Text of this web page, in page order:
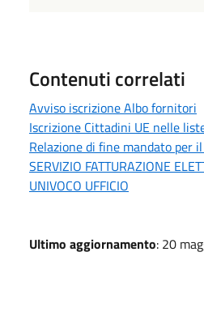
Contenuti correlati
Avviso iscrizione Albo fornitori
Iscrizione Cittadini UE nelle
Relazione di fine mandato per
SERVIZIO FATTURAZIONE
UNIVOCO UFFICIO
Ultimo aggiornamento: 20